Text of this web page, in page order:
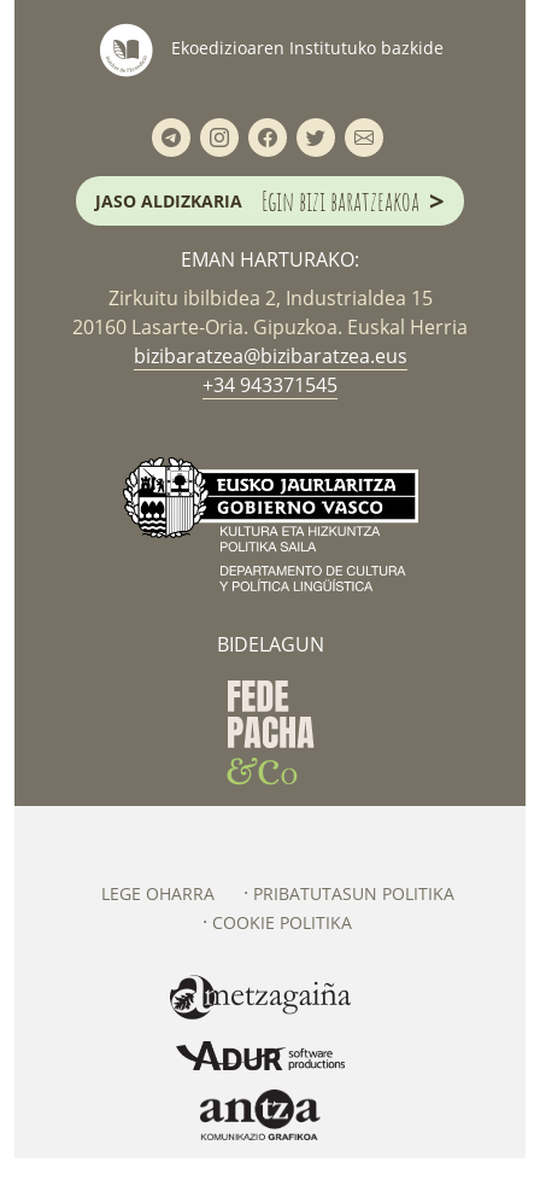
Ekoedizioaren Institutuko bazkide
JASO ALDIZKARIA Egin bizi baratzeakoa >
EMAN HARTURAKO:
Zirkuitu ibilbidea 2, Industrialdea 15
20160 Lasarte-Oria. Gipuzkoa. Euskal Herria
bizibaratzea@bizibaratzea.eus
+34 943371545
BIDELAGUN
LEGE OHARRA
PRIBATUTASUN POLITIKA
COOKIE POLITIKA